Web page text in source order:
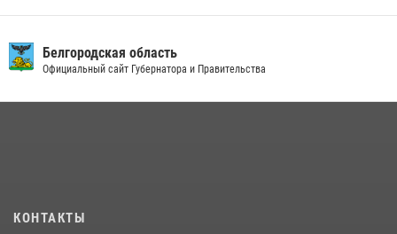
подготовке спецподразделения в эфире радио «России - Белгород»
22 июля 2026, 14:36
боксу
Белгородская область
Официальный сайт Губернатора и Правительства
КОНТАКТЫ